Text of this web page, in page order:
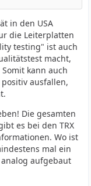
in den USA
die Leiterplatten
testing" ist auch
macht,
kann auch
ausfallen,
Die gesamten
es bei den TRX
Wo ist
mal ein
aufgebaut